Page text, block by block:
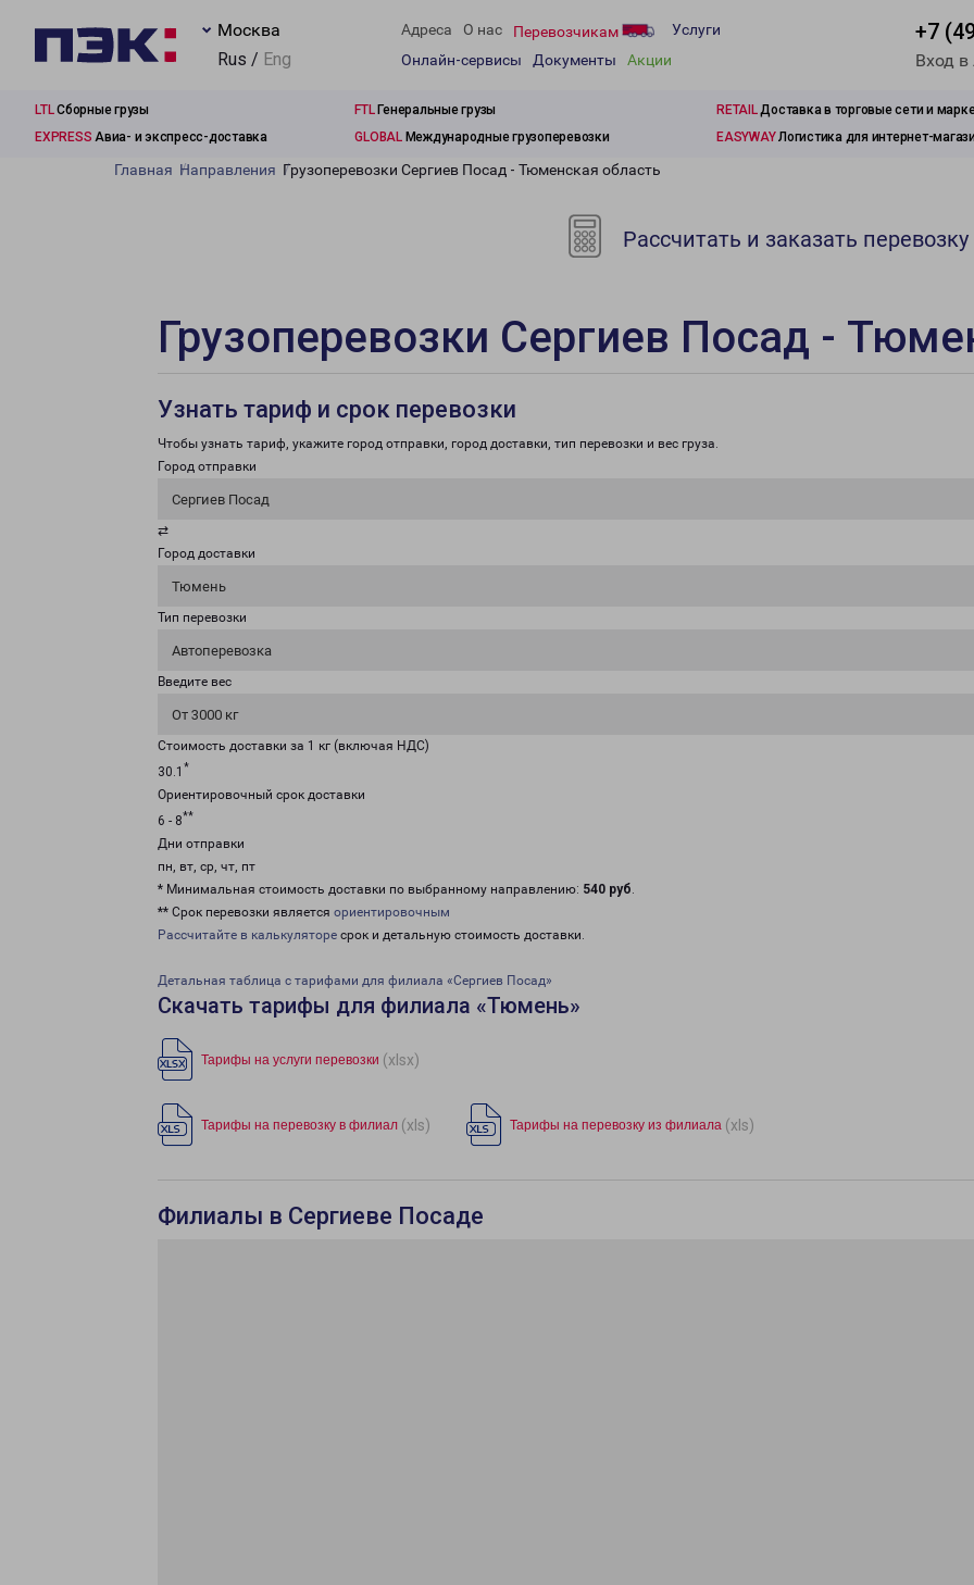
Москва
Rus / Eng
Адреса О нас Перевозчикам
Услуги
Онлайн-сервисы
Документы Акции
+7
Вход
LTLСборные грузы FTLГенеральные грузы RETAILДоставка в торговые сети и
EXPRESS Авиа- и экспресс-доставка GLOBALМеждународные грузоперевозки EASYWAYЛогистика для интернет-
Главная Направления Грузоперевозки Сергиев Посад - Тюменская область
Рассчитать и заказать перевозку
Грузоперевозки Сергиев Посад -
Узнать тариф и срок перевозки
Чтобы узнать тариф, укажите город отправки, город доставки, тип перевозки и вес груза.
Город отправки
Сергиев Посад
⇄
Город доставки
Тюмень
Тип перевозки
Автоперевозка
Введите вес
От 3000 кг
Стоимость доставки за 1 кг (включая НДС)
30.1 *
Ориентировочный срок доставки
6 - 8**
Дни отправки
пн, вт, ср, чт, пт
* Минимальная стоимость доставки по выбранному направлению: 540 руб.
** Срок перевозки является ориентировочным
Рассчитайте в калькуляторе срок и детальную стоимость доставки.
Детальная таблица с тарифами для филиала «Сергиев Посад»
Скачать тарифы для филиала «Тюмень»
Тарифы на услуги перевозки (xlsx)
Тарифы на перевозку в филиал (xls) Тарифы на перевозку из филиала (xls)
Филиалы в Сергиеве Посаде